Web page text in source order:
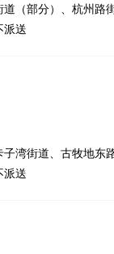
（部分）、杭州路
派送
湾街道、古牧地东
派送